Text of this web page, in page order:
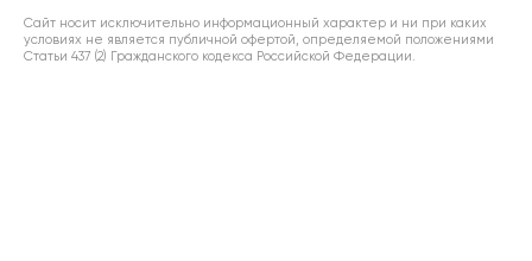
Сайт носит исключительно информационный характер и ни при каких
условиях не является публичной офертой, определяемой положениями
Статьи 437 (2) Гражданского кодекса Российской Федерации.